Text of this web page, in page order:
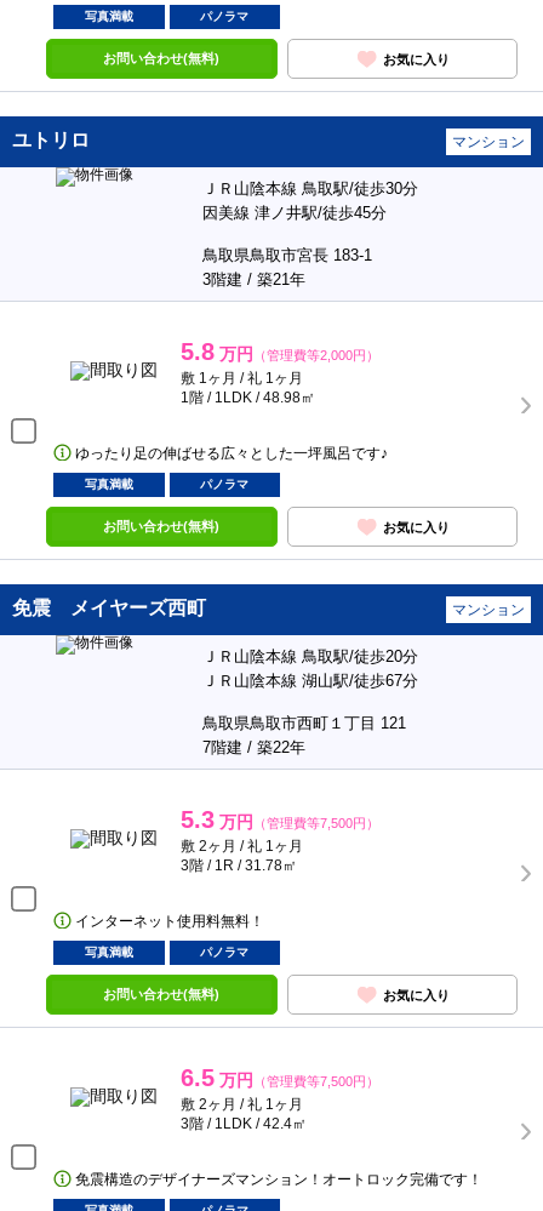
写真満載 パノラマ
お問い合わせ(無料) お気に入り
ユトリロ マンション
ＪＲ山陰本線 鳥取駅/徒歩30分
因美線 津ノ井駅/徒歩45分
鳥取県鳥取市宮長 183-1
3階建 / 築21年
5.8 万円 （管理費等2,000円）
敷 1ヶ月 / 礼 1ヶ月
1階 / 1LDK / 48.98㎡
ゆったり足の伸ばせる広々とした一坪風呂です♪
写真満載 パノラマ
お問い合わせ(無料) お気に入り
免震 メイヤーズ西町 マンション
ＪＲ山陰本線 鳥取駅/徒歩20分
ＪＲ山陰本線 湖山駅/徒歩67分
鳥取県鳥取市西町１丁目 121
7階建 / 築22年
5.3 万円 （管理費等7,500円）
敷 2ヶ月 / 礼 1ヶ月
3階 / 1R / 31.78㎡
インターネット使用料無料！
写真満載 パノラマ
お問い合わせ(無料) お気に入り
6.5 万円 （管理費等7,500円）
敷 2ヶ月 / 礼 1ヶ月
3階 / 1LDK / 42.4㎡
免震構造のデザイナーズマンション！オートロック完備です！